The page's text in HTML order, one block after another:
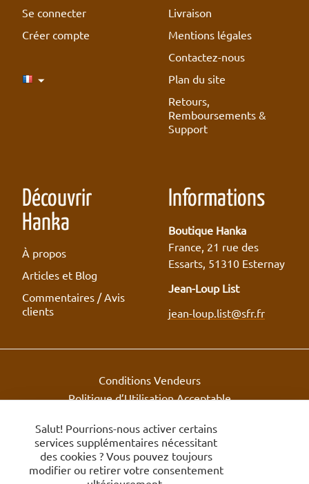
Se connecter
Créer compte
Livraison
Mentions légales
Contactez-nous
Plan du site
Retours,
Remboursements &
Support
Découvrir
Hanka
À propos
Articles et Blog
Commentaires / Avis
clients
Informations
Boutique Hanka
France, 21 rue des
Essarts, 51310 Esternay
Jean-Loup List
jean-loup.list@sfr.fr
Conditions Vendeurs
Politique d’Utilisation Acceptable
© 2018-2026 Boutique Hanka.
Salut! Pourrions-nous activer certains
services supplémentaires nécessitant
des cookies ? Vous pouvez toujours
modifier ou retirer votre consentement